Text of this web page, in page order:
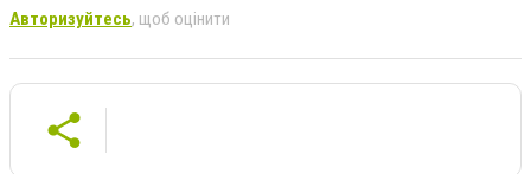
Авторизуйтесь, щоб оцінити